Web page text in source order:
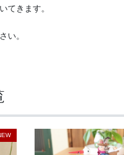
てきます。
い。